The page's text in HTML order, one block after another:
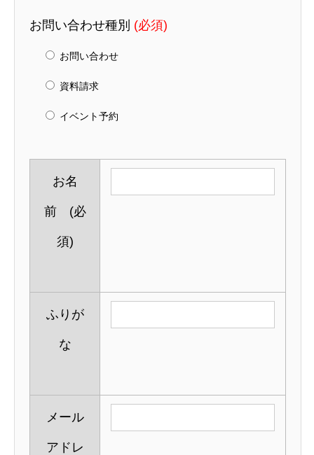
お問い合わせ種別 (必須)
お問い合わせ
資料請求
イベント予約
お名
前 (必
須)
ふりが
な
メール
アドレ